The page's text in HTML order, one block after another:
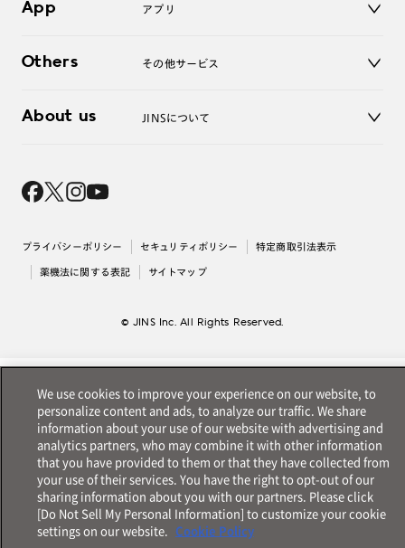
よくあるご質問
お問い合わせ
App アプリ
Others その他サービス
レンズ交換
About us JINSについて
採用情報
出店について
プライバシーポリシー セキュリティポリシー 特定商取引法表示
薬機法に関する表記 サイトマップ
© JINS Inc. All Rights Reserved.
We use cookies to improve your experience on our website, to
personalize content and ads, to analyze our traffic. We share
information about your use of our website with advertising and
analytics partners, who may combine it with other information
that you have provided to them or that they have collected from
your use of their services. You have the right to opt-out of our
sharing information about you with our partners. Please click
[Do Not Sell My Personal Information] to customize your cookie
settings on our website. Cookie Policy